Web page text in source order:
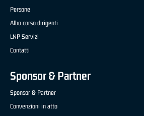
Persone
Albo corso dirigenti
LNP Servizi
Contatti
Sponsor & Partner
Sponsor & Partner
Convenzioni in atto